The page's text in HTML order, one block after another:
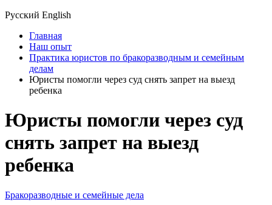
Русский English
Главная
Наш опыт
Практика юристов по бракоразводным и семейным
делам
Юристы помогли через суд снять запрет на выезд
ребенка
Юристы помогли через суд
снять запрет на выезд
ребенка
Бракоразводные и семейные дела